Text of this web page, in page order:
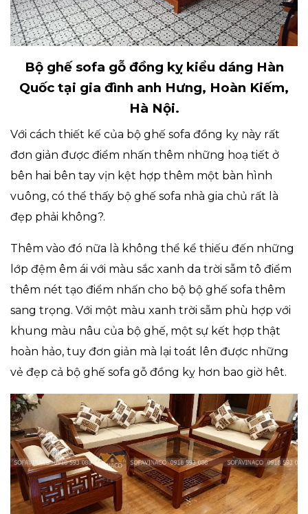
Bộ ghế sofa gỗ đồng kỵ kiểu dáng Hàn
Quốc tại gia đình anh Hưng, Hoàn Kiếm,
Hà Nội.
Với cách thiết kế của bộ ghế sofa đồng kỵ này rất
đơn giản được điểm nhấn thêm những hoạ tiết ở
bên hai bên tay vịn kệt hợp thêm một bàn hình
vuông, có thể thấy bộ ghế sofa nhà gia chủ rất là
đẹp phải không?.
Thêm vào đó nữa là không thể kể thiếu đến những
lớp đệm êm ái với màu sắc xanh da trời sẫm tô điểm
thêm nét tạo điểm nhấn cho bộ bộ ghế sofa thêm
sang trọng. Với một màu xanh trời sẫm phù hợp với
khung màu nâu của bộ ghế, một sự kết hợp thật
hoàn hảo, tuy đơn giản mà lại toát lên được những
vẻ đẹp cả bộ ghế sofa gỗ đồng kỵ hơn bao giờ hêt.